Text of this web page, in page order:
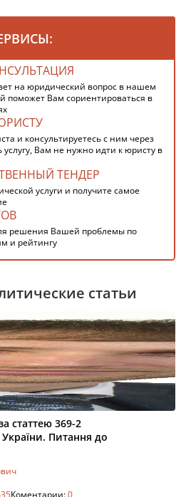
на юридический вопрос в нашем
поможет Вам сориентироваться в
и консультируетесь с ним через
услугу, Вам не нужно идти к юристу в
ТЕНДЕР
услуги и получите самое
решения Вашей проблемы по
и рейтингу
статьи
статтею 369-2
Питання до
Коментарии:0